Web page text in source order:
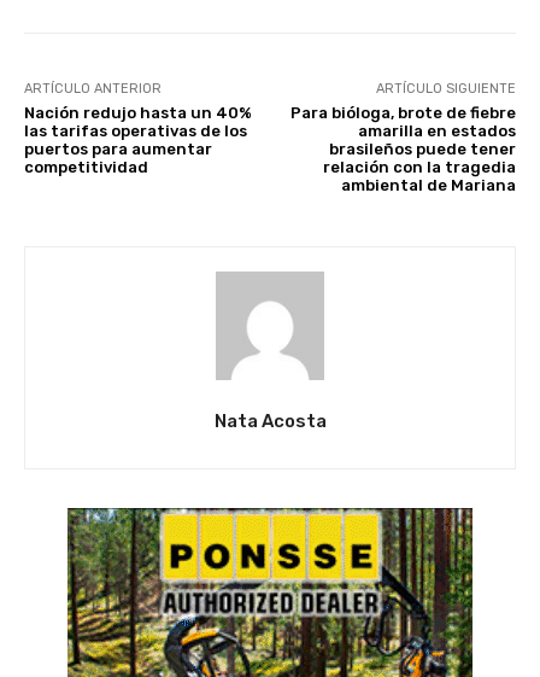
ARTÍCULO ANTERIOR
Nación redujo hasta un 40%
las tarifas operativas de los
puertos para aumentar
competitividad
ARTÍCULO SIGUIENTE
Para bióloga, brote de fiebre
amarilla en estados
brasileños puede tener
relación con la tragedia
ambiental de Mariana
Nata Acosta